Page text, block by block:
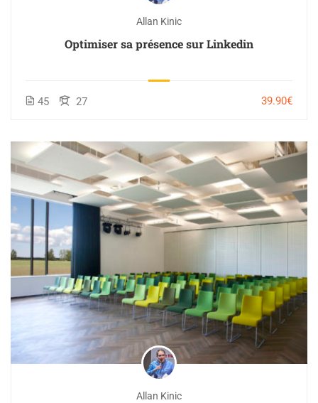
Allan Kinic
Optimiser sa présence sur Linkedin
45 27 39.90€
Allan Kinic